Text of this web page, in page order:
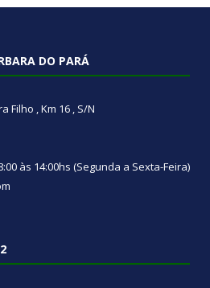
DO PARÁ
Filho , Km 16 , S/N
às 14:00hs (Segunda a Sexta-Feira)